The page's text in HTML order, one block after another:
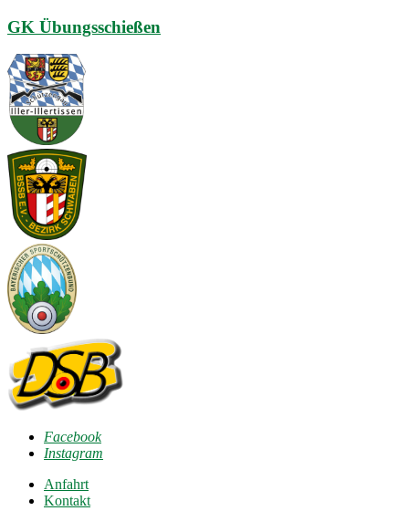
GK Übungsschießen
Facebook
Instagram
Anfahrt
Kontakt